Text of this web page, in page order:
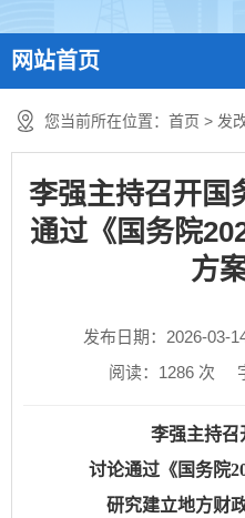
网站首页
您当前所在位置： 首页 > 发
李强主持召开国
通过《国务院
方
发布日期：2026-03-
阅读： 1286 次
李强主持召
讨论通过《国务院
研究建立地方财